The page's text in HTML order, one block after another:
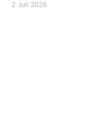
2. juli 2026